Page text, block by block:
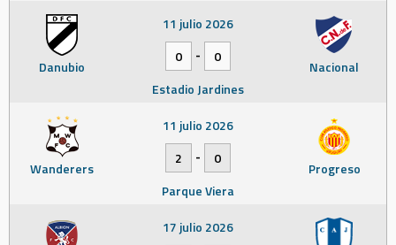
Danubio Nacional
11 julio 2026
0
-
0
Estadio Jardines
Wanderers Progreso
11 julio 2026
2
-
0
Parque Viera
17 julio 2026